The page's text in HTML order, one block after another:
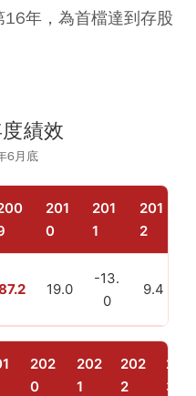
年，為首檔達到存股
績效
6月底
201
0
201
1
201
2
19.0
-13.
0
9.4
202
0
202
1
202
2
202
3